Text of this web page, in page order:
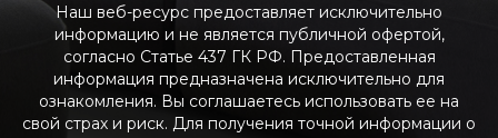
Наш веб-ресурс предоставляет исключительно
информацию и не является публичной офертой,
согласно Статье 437 ГК РФ. Предоставленная
информация предназначена исключительно для
ознакомления. Вы соглашаетесь использовать ее на
свой страх и риск. Для получения точной информации о